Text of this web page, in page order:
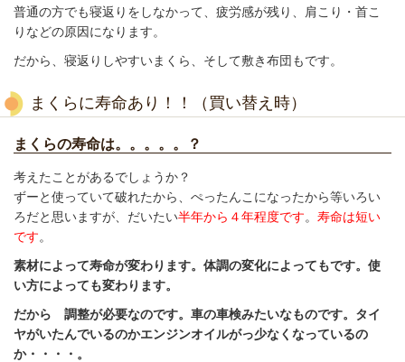
普通の方でも寝返りをしなかって、疲労感が残り、肩こり・首こ
りなどの原因になります。
だから、寝返りしやすいまくら、そして敷き布団もです。
まくらに寿命あり！！（買い替え時）
まくらの寿命は。。。。。？
考えたことがあるでしょうか？
ずーと使っていて破れたから、ぺったんこになったから等いろい
ろだと思いますが、 だいたい半年から４年程度です。 寿命は短い
です。
素材によって寿命が変わります。体調の変化によってもです。使
い方によっても変わります。
だから 調整が必要なのです。車の車検みたいなものです。タイ
ヤがいたんでいるのかエンジンオイルがっ少なくなっているの
か・・・・。